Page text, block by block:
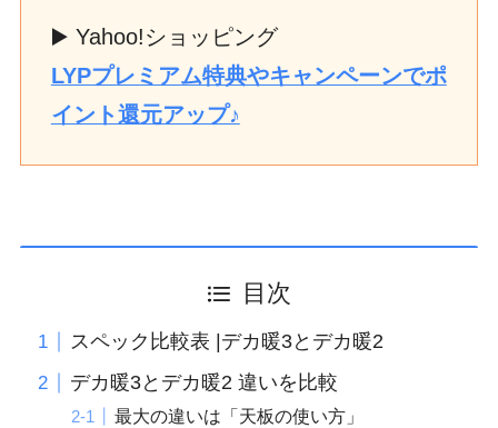
▶️ Yahoo!ショッピング
LYPプレミアム特典やキャンペーンでポ
イント還元アップ♪
目次
スペック比較表 |デカ暖3とデカ暖2
デカ暖3とデカ暖2 違いを比較
最大の違いは「天板の使い方」